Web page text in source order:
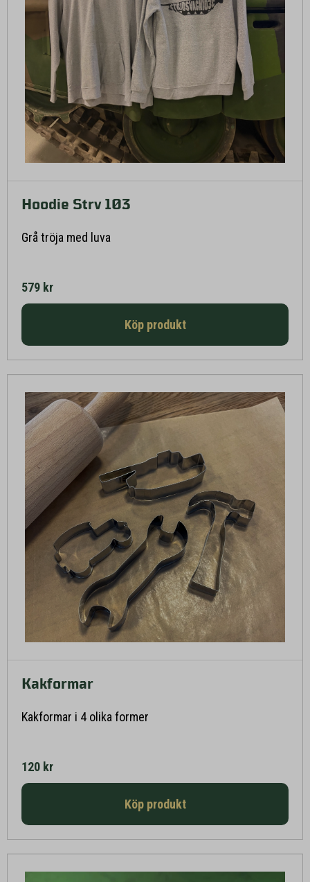
Hoodie Strv 103
Grå tröja med luva
579 kr
Köp produkt
Kakformar
Kakformar i 4 olika former
120 kr
Köp produkt